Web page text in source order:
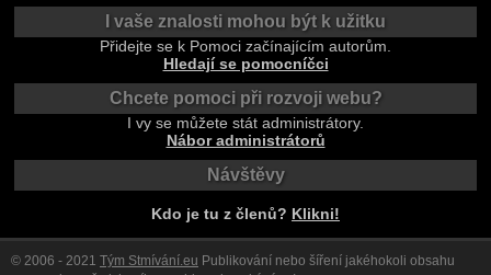
I vaše znalosti mohou být k užitku
Přidejte se k Pomoci začínajícím autorům.
Hledají se pomocníčci
Chcete pomoci při rozvoji webu?
I vy se můžete stát administrátory.
Nábor administrátorů
Návštěvy
Kdo je tu z členů? Klikni!
© 2006 - 2021 Tým Stmívání.eu Publikování nebo šíření jakéhokoli obsahu